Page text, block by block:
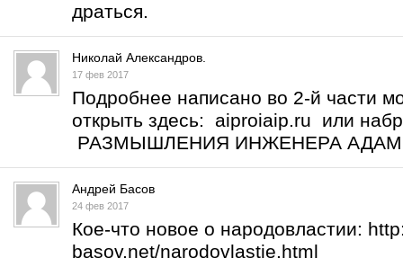
драться.
Николай Александров.
17 фев 2017
Подробнее написано во 2-й части
открыть здесь: aiproiaip.ru или
РАЗМЫШЛЕНИЯ ИНЖЕНЕРА
Андрей Басов
24 фев 2017
Кое-что новое о народовластии:
basov.net/narodovlastie.html